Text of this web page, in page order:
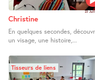
23
Christine
En quelques secondes,
un visage, une histoire,...
Tisseurs de liens